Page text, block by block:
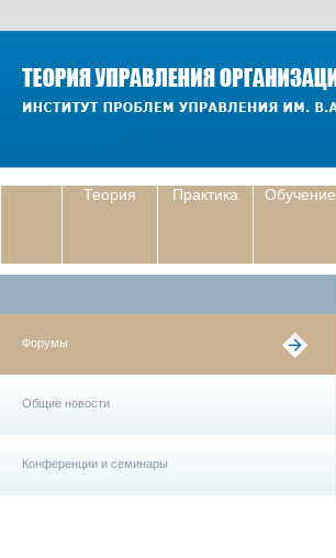
Теория Практика Обучение
Форумы
Общие новости
Конференции и семинары